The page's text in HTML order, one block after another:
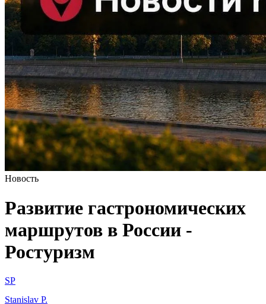
Новость
Развитие гастрономических
маршрутов в России -
Ростуризм
SP
Stanislav P.